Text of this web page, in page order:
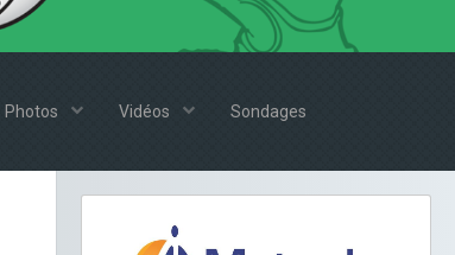
Photos Vidéos Sondages